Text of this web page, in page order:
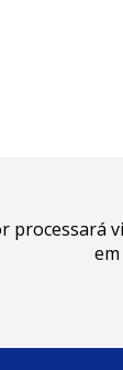
processará